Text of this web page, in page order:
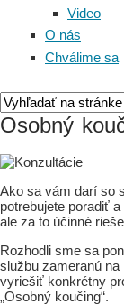
Video
O nás
Chválime sa
Osobný
Ako sa vám darí so
potrebujete poradiť
ale za to účinné
Rozhodli sme sa
službu zameranú
vyriešiť konkrétny
„Osobný koučing“.